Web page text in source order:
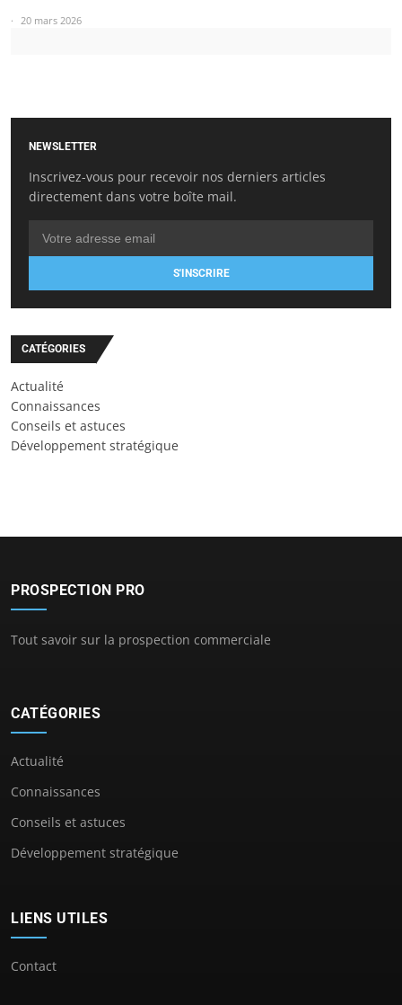
20 mars 2026
NEWSLETTER
Inscrivez-vous pour recevoir nos derniers articles
directement dans votre boîte mail.
S'INSCRIRE
CATÉGORIES
Actualité
Connaissances
Conseils et astuces
Développement stratégique
PROSPECTION PRO
Tout savoir sur la prospection commerciale
CATÉGORIES
Actualité
Connaissances
Conseils et astuces
Développement stratégique
LIENS UTILES
Contact